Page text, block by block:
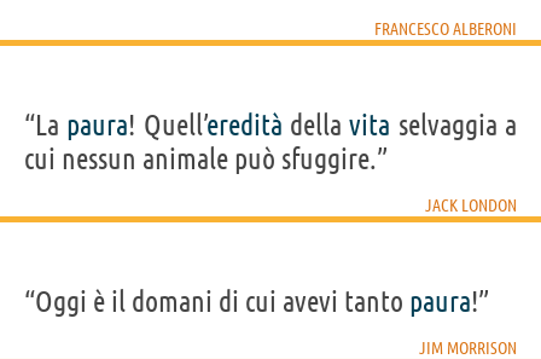
FRANCESCO ALBERONI
“La paura! Quell’eredità dellavita selvaggia a
cui nessun animale può sfuggire.”
JACK LONDON
“Oggi è il domani di cui avevi tanto paura!”
JIM MORRISON